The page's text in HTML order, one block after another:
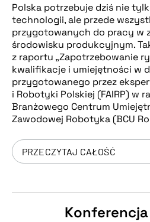
Polska potrzebuje dziś nie
technologii, ale przede
przygotowanych do pracy w
środowisku produkcyjnym.
z raportu „Zapotrzebowanie
kwalifikacje i umiejętności w
przygotowanego przez
i Robotyki Polskiej (FAIRP) w
Branżowego Centrum
Zawodowej Robotyka (BCU
PRZECZYTAJ CAŁOŚĆ
Konferencja